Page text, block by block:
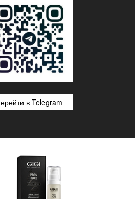
косметика
в Telegram